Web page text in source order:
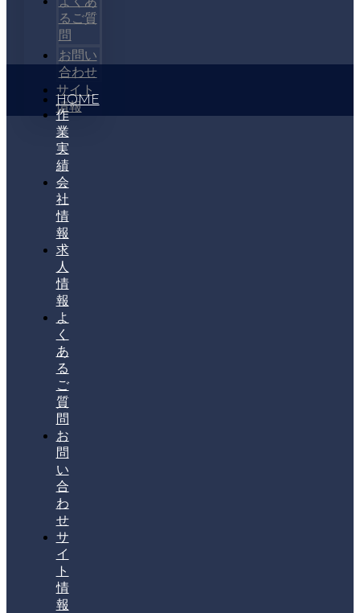
るご質
問
お問い
合わせ
サイト
情報
HOME
作
業
実
績
会
社
情
報
求
人
情
報
よ
く
あ
る
ご
質
問
お
問
い
合
わ
せ
サ
イ
ト
情
報